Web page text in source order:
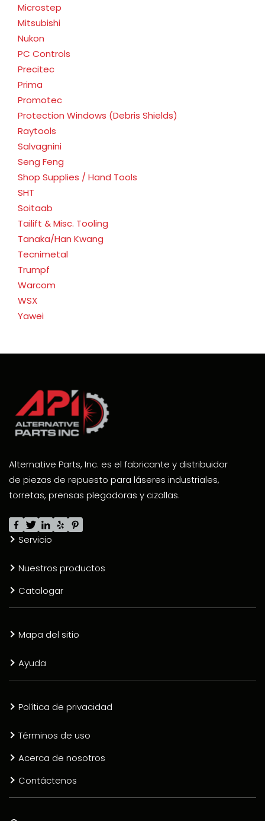
Microstep
Mitsubishi
Nukon
PC Controls
Precitec
Prima
Promotec
Protection Windows (Debris Shields)
Raytools
Salvagnini
Seng Feng
Shop Supplies / Hand Tools
SHT
Soitaab
Tailift & Misc. Tooling
Tanaka/Han Kwang
Tecnimetal
Trumpf
Warcom
WSX
Yawei
Alternative Parts, Inc. es el fabricante y distribuidor
de piezas de repuesto para láseres industriales,
torretas, prensas plegadoras y cizallas.
Servicio
Nuestros productos
Catalogar
Mapa del sitio
Ayuda
Política de privacidad
Términos de uso
Acerca de nosotros
Contáctenos